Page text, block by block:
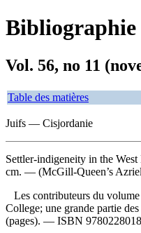
Bibliographie
Vol. 56, no 11
Table des matières
Juifs — Cisjordanie
Settler-indigeneity in the West
cm. — (McGill-Queen’s
Les contributeurs du
College; une grande partie
(pages). — ISBN